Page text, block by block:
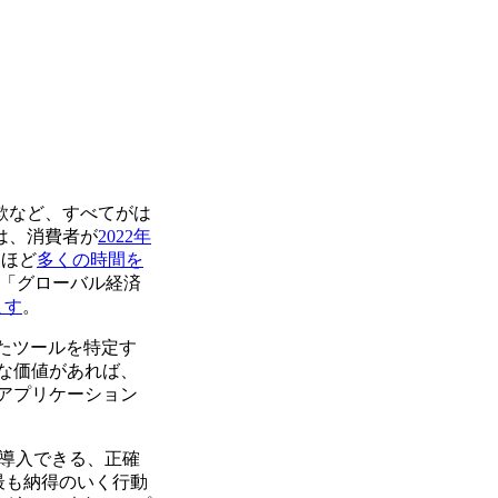
など、すべてがは
、消費者が2022年
ど多くの時間を
グローバル経済
す。
ツールを特定す
値があれば、
プリケーション
入できる、正確
納得のいく行動